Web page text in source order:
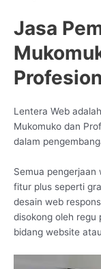
Jasa
Lentera Web
Mukomuko dan
dalam
Semua pengerjaan
fitur plus seperti
desain web
disokong oleh regu
bidang website